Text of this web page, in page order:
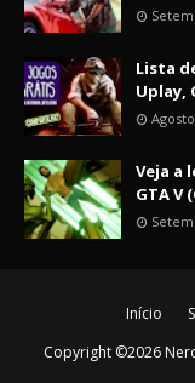
Lista
Uplay,
Veja a
GTA V
Início
Copyright ©2026